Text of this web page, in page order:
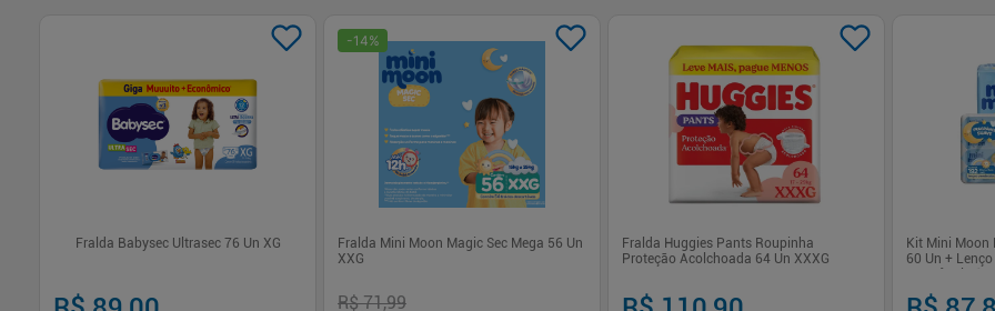
Fralda Babysec Ultrasec 76 Un XG
-14%
Fralda Mini Moon Magic Sec Mega 56 Un
XXG
R$ 71,99
Fralda Huggies Pants Roupinha
Proteção Acolchoada 64 Un XXXG
Kit Mini Moon
60 Un +